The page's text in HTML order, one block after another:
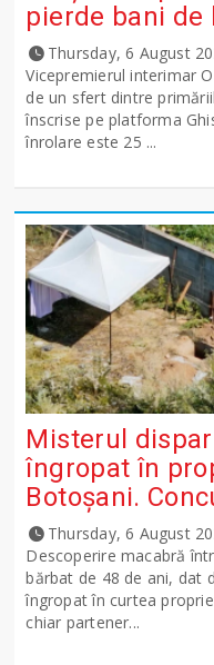
pierde bani de
Thursday, 6 August
Vicepremierul interimar
de un sfert dintre
înscrise pe platforma
înrolare este 25 ...
Misterul
îngropat în
Botoșani.
Thursday, 6 August
Descoperire macabră
bărbat de 48 de ani, dat
îngropat în curtea
chiar partener...